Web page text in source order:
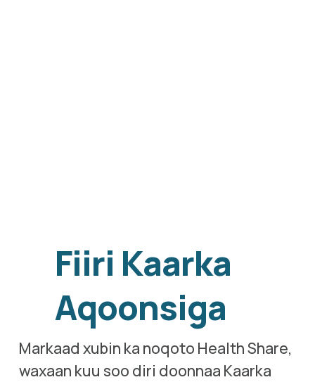
Fiiri Kaarka
Aqoonsiga
Markaad xubin ka noqoto Health Share,
waxaan kuu soo diri doonnaa Kaarka